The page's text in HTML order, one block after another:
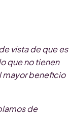
vista de que es
que no tienen
mayor beneficio
de